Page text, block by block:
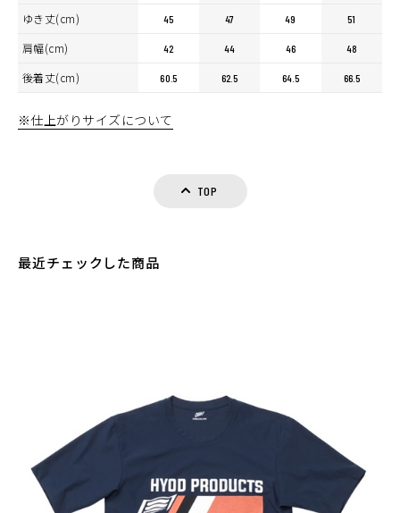
ゆき丈(cm) 45 47 49 51
肩幅(cm) 42 44 46 48
後着丈(cm) 60.5 62.5 64.5 66.5
※仕上がりサイズについて
TOP
最近チェックした商品